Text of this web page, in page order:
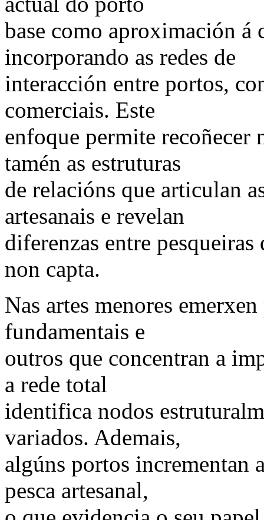
base como aproximación á
incorporando as redes de
interacción entre portos,
comerciais. Este
enfoque permite recoñecer
tamén as estruturas
de relacións que articulan
artesanais e revelan
diferenzas entre
non capta.
Nas artes menores
fundamentais e
outros que concentran a
a rede total
identifica nodos
variados. Ademais,
algúns portos incrementan
pesca artesanal,